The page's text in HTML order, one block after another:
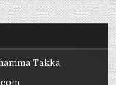
Takka